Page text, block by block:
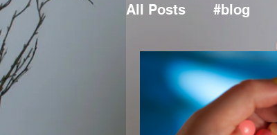
All Posts #blog
#dramicheleramos